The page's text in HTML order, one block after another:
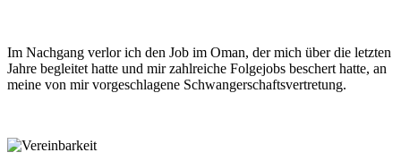
Im Nachgang verlor ich den Job im Oman, der mich über die letzten
Jahre begleitet hatte und mir zahlreiche Folgejobs beschert hatte, an
meine von mir vorgeschlagene Schwangerschaftsvertretung.